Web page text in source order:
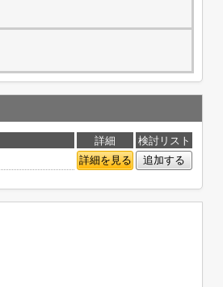
詳細
検討リスト
詳細を見る
追加する